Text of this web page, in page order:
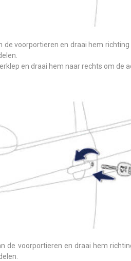
de voorportieren en draai hem
en draai hem naar rechts om de
de voorportieren en draai hem